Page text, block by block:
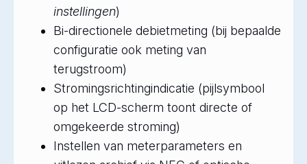
instellingen)
Bi-directionele debietmeting (bij bepaalde
configuratie ook meting van
terugstroom)
Stromingsrichtingindicatie (pijlsymbool
op het LCD-scherm toont directe of
omgekeerde stroming)
Instellen van meterparameters en